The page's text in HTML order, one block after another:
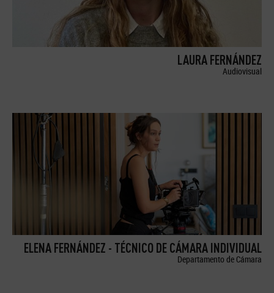
LAURA FERNÁNDEZ
Audiovisual
ELENA FERNÁNDEZ - TÉCNICO DE CÁMARA INDIVIDUAL
Departamento de Cámara